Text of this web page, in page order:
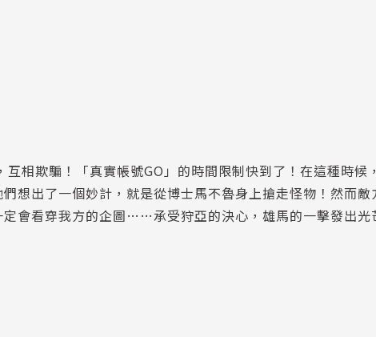
相欺騙！「真實帳號GO」的時間限制快到了！在這種時候
想出了一個妙計，就是從博士馬不魯身上搶走怪物！然而
會看穿我方的企圖……承受狩亞的決心，雄馬的一擊發出光